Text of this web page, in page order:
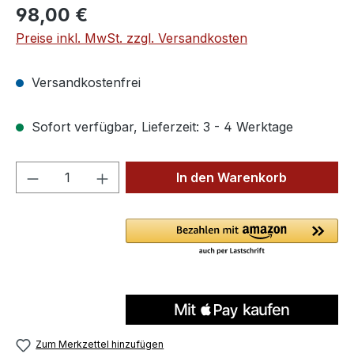
Regulärer Preis:
98,00 €
Preise inkl. MwSt. zzgl. Versandkosten
Versandkostenfrei
Sofort verfügbar, Lieferzeit: 3 - 4 Werktage
Produkt Anzahl: Gib denIn den Warenkorb
Zum Merkzettel hinzufügen